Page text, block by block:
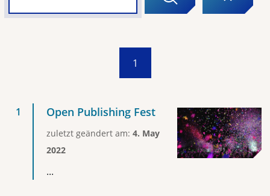
1
Open Publishing Fest
zuletzt geändert am: 4. May
2022
...